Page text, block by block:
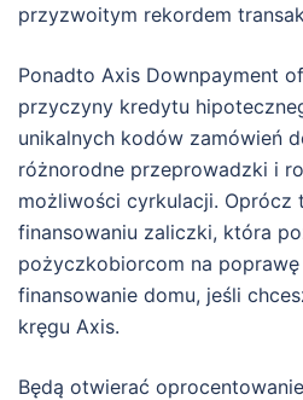
przyzwoitym rekordem
Ponadto Axis Downpayment
przyczyny kredytu
unikalnych kodów zamówień
różnorodne przeprowadzki i
możliwości cyrkulacji. Oprócz
finansowaniu zaliczki, która
pożyczkobiorcom na
finansowanie domu, jeśli
kręgu Axis.
Będą otwierać